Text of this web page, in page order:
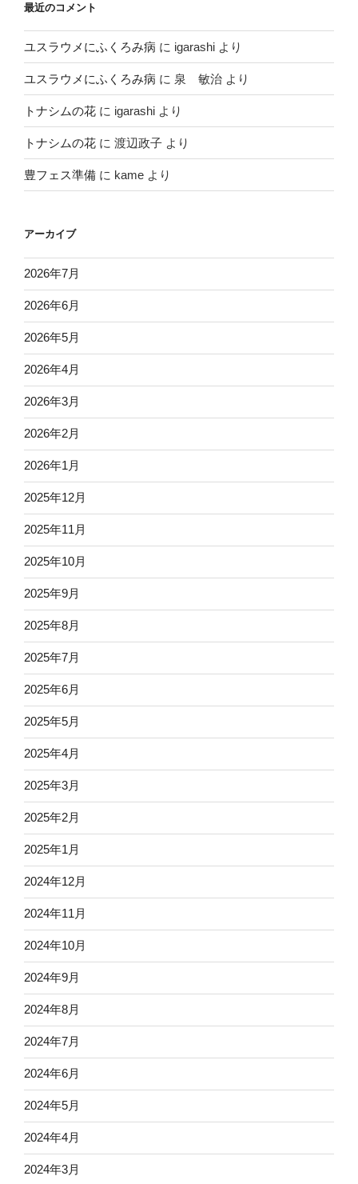
最近のコメント
ユスラウメにふくろみ病 に igarashi より
ユスラウメにふくろみ病 に 泉 敏治 より
トナシムの花 に igarashi より
トナシムの花 に 渡辺政子 より
豊フェス準備 に kame より
アーカイブ
2026年7月
2026年6月
2026年5月
2026年4月
2026年3月
2026年2月
2026年1月
2025年12月
2025年11月
2025年10月
2025年9月
2025年8月
2025年7月
2025年6月
2025年5月
2025年4月
2025年3月
2025年2月
2025年1月
2024年12月
2024年11月
2024年10月
2024年9月
2024年8月
2024年7月
2024年6月
2024年5月
2024年4月
2024年3月